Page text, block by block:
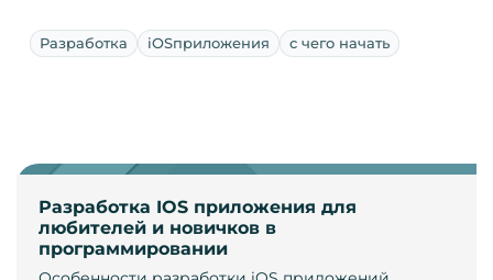
Разработка iOSприложения с чего начать
Разработка IOS приложения для
любителей и новичков в
программировании